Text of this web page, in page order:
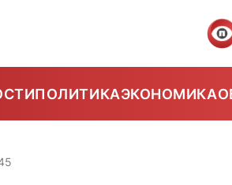
ПОЛИТИКАЭКОНОМИКА